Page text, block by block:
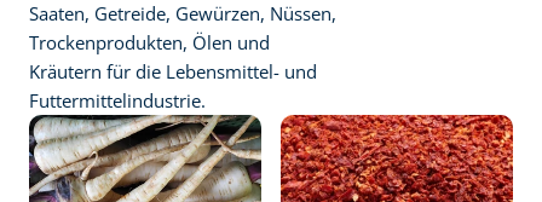
Saaten, Getreide, Gewürzen, Nüssen,
Trockenprodukten, Ölen und
Kräutern für die Lebensmittel- und
Futtermittelindustrie.